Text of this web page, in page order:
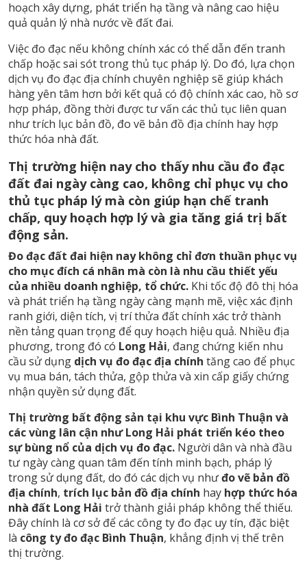
hoạch xây dựng, phát triển hạ tầng và nâng cao hiệu
quả quản lý nhà nước về đất đai.
Việc đo đạc nếu không chính xác có thể dẫn đến tranh
chấp hoặc sai sót trong thủ tục pháp lý. Do đó, lựa chọn
dịch vụ đo đạc địa chính chuyên nghiệp sẽ giúp khách
hàng yên tâm hơn bởi kết quả có độ chính xác cao, hồ sơ
hợp pháp, đồng thời được tư vấn các thủ tục liên quan
như trích lục bản đồ, đo vẽ bản đồ địa chính hay hợp
thức hóa nhà đất.
Thị trường hiện nay cho thấy nhu cầu đo đạc
đất đai ngày càng cao, không chỉ phục vụ cho
thủ tục pháp lý mà còn giúp hạn chế tranh
chấp, quy hoạch hợp lý và gia tăng giá trị bất
động sản.
Đo đạc đất đai hiện nay không chỉ đơn thuần phục vụ
cho mục đích cá nhân mà còn là nhu cầu thiết yếu
của nhiều doanh nghiệp, tổ chức. Khi tốc độ đô thị hóa
và phát triển hạ tầng ngày càng mạnh mẽ, việc xác định
ranh giới, diện tích, vị trí thửa đất chính xác trở thành
nền tảng quan trọng để quy hoạch hiệu quả. Nhiều địa
phương, trong đó có Long Hải, đang chứng kiến nhu
cầu sử dụng dịch vụ đo đạc địa chính tăng cao để phục
vụ mua bán, tách thửa, gộp thửa và xin cấp giấy chứng
nhận quyền sử dụng đất.
Thị trường bất động sản tại khu vực Bình Thuận và
các vùng lân cận như Long Hải phát triển kéo theo
sự bùng nổ của dịch vụ đo đạc. Người dân và nhà đầu
tư ngày càng quan tâm đến tính minh bạch, pháp lý
trong sử dụng đất, do đó các dịch vụ nhưđo vẽ bản đồ
địa chính, trích lục bản đồ địa chính hay hợp thức hóa
nhà đất Long Hải trở thành giải pháp không thể thiếu.
Đây chính là cơ sở để các công ty đo đạc uy tín, đặc biệt
là công ty đo đạc Bình Thuận, khẳng định vị thế trên
thị trường.